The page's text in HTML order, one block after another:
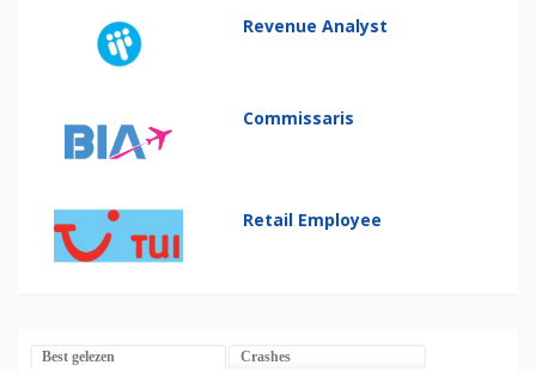
Revenue Analyst
Commissaris
Retail Employee
Best gelezen Crashes